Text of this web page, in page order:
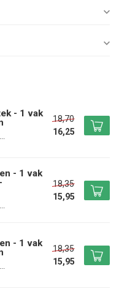
- 1 vak
18,70
16,25
- 1 vak
18,35
15,95
- 1 vak
18,35
15,95